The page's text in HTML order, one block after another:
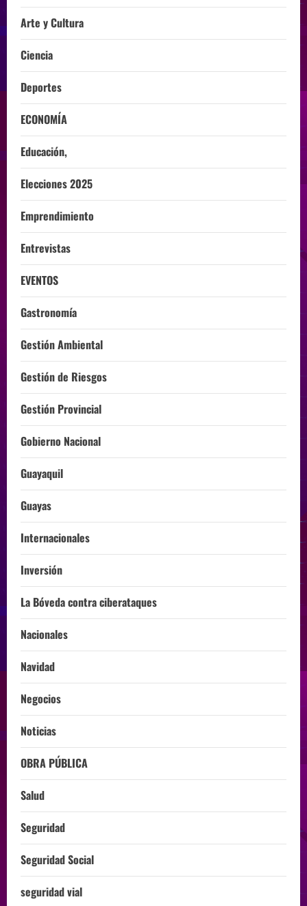
Arte y Cultura
Ciencia
Deportes
ECONOMÍA
Educación,
Elecciones 2025
Emprendimiento
Entrevistas
EVENTOS
Gastronomía
Gestión Ambiental
Gestión de Riesgos
Gestión Provincial
Gobierno Nacional
Guayaquil
Guayas
Internacionales
Inversión
La Bóveda contra ciberataques
Nacionales
Navidad
Negocios
Noticias
OBRA PÚBLICA
Salud
Seguridad
Seguridad Social
seguridad vial